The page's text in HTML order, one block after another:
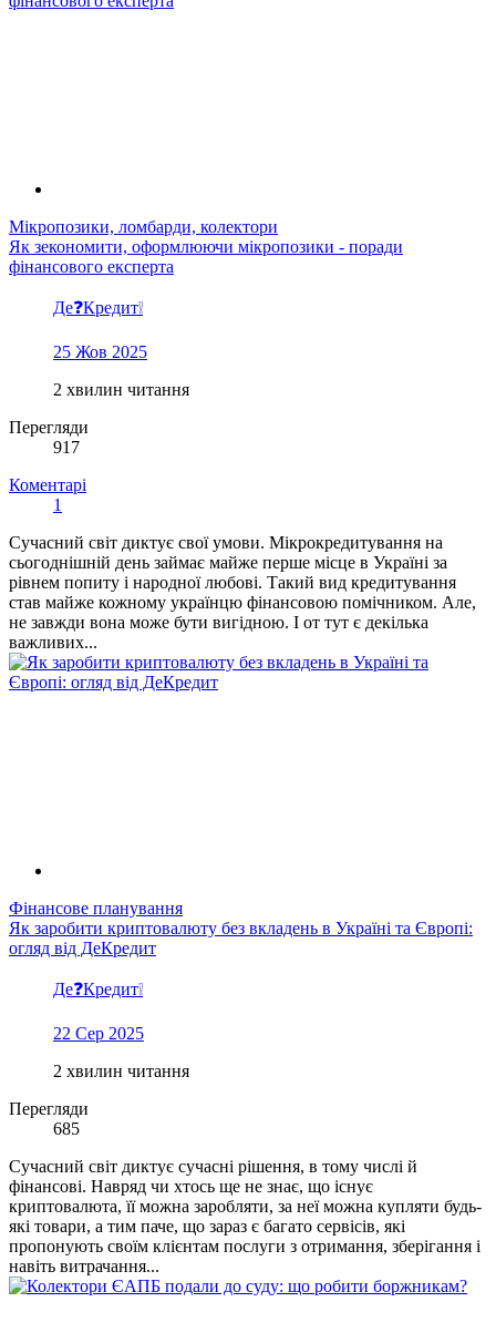
Мікропозики, ломбарди, колектори
Як зекономити, оформлюючи мікропозики - поради
фінансового експерта
Де❓Кредит❕
25 Жов 2025
2 хвилин читання
Перегляди
917
Коментарі
1
Сучасний світ диктує свої умови. Мікрокредитування на
сьогоднішній день займає майже перше місце в Україні за
рівнем попиту і народної любові. Такий вид кредитування
став майже кожному українцю фінансовою помічником. Але,
не завжди вона може бути вигідною. І от тут є декілька
важливих...
Фінансове планування
Як заробити криптовалюту без вкладень в Україні та Європі:
огляд від ДеКредит
Де❓Кредит❕
22 Сер 2025
2 хвилин читання
Перегляди
685
Сучасний світ диктує сучасні рішення, в тому числі й
фінансові. Навряд чи хтось ще не знає, що існує
криптовалюта, її можна заробляти, за неї можна купляти будь-
які товари, а тим паче, що зараз є багато сервісів, які
пропонують своїм клієнтам послуги з отримання, зберігання і
навіть витрачання...